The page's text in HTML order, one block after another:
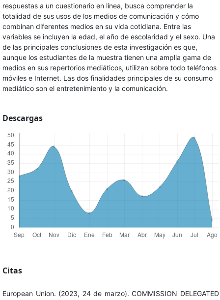
respuestas a un cuestionario en línea, busca comprender la
totalidad de sus usos de los medios de comunicación y cómo
combinan diferentes medios en su vida cotidiana. Entre las
variables se incluyen la edad, el año de escolaridad y el sexo. Una
de las principales conclusiones de esta investigación es que,
aunque los estudiantes de la muestra tienen una amplia gama de
medios en sus repertorios mediáticos, utilizan sobre todo teléfonos
móviles e Internet. Las dos finalidades principales de su consumo
mediático son el entretenimiento y la comunicación.
Descargas
Citas
European Union. (2023, 24 de marzo). COMMISSION DELEGATED